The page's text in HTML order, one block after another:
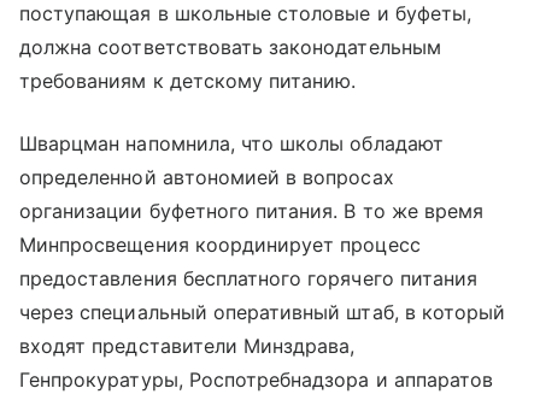
поступающая в школьные столовые и буфеты,
должна соответствовать законодательным
требованиям к детскому питанию.
Шварцман напомнила, что школы обладают
определенной автономией в вопросах
организации буфетного питания. В то же время
Минпросвещения координирует процесс
предоставления бесплатного горячего питания
через специальный оперативный штаб, в который
входят представители Минздрава,
Генпрокуратуры, Роспотребнадзора и аппаратов